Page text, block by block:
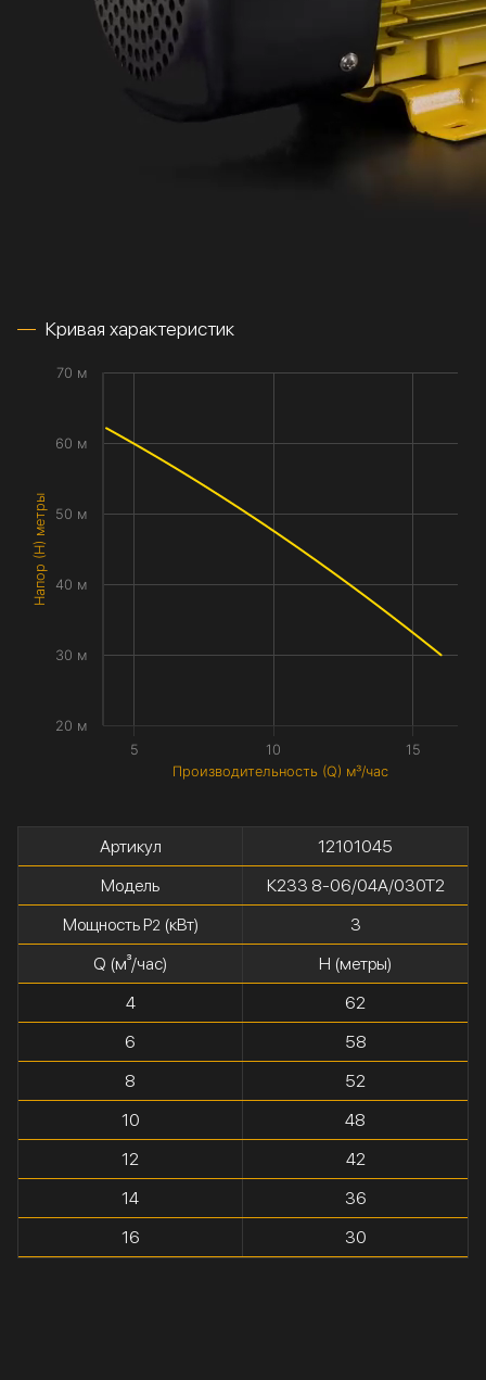
Кривая характеристик
Производительность (Q) м³/час
Напор (H) метры
10
5 15
30 м
40 м
50 м
60 м
20 м
70 м
Артикул
12101045
Модель
К233 8-06/04А/030Т2
Мощность P2(кВт)
3
Q (м³/час)
H (метры)
4
62
6
58
8
52
10
48
12
42
14
36
16
30